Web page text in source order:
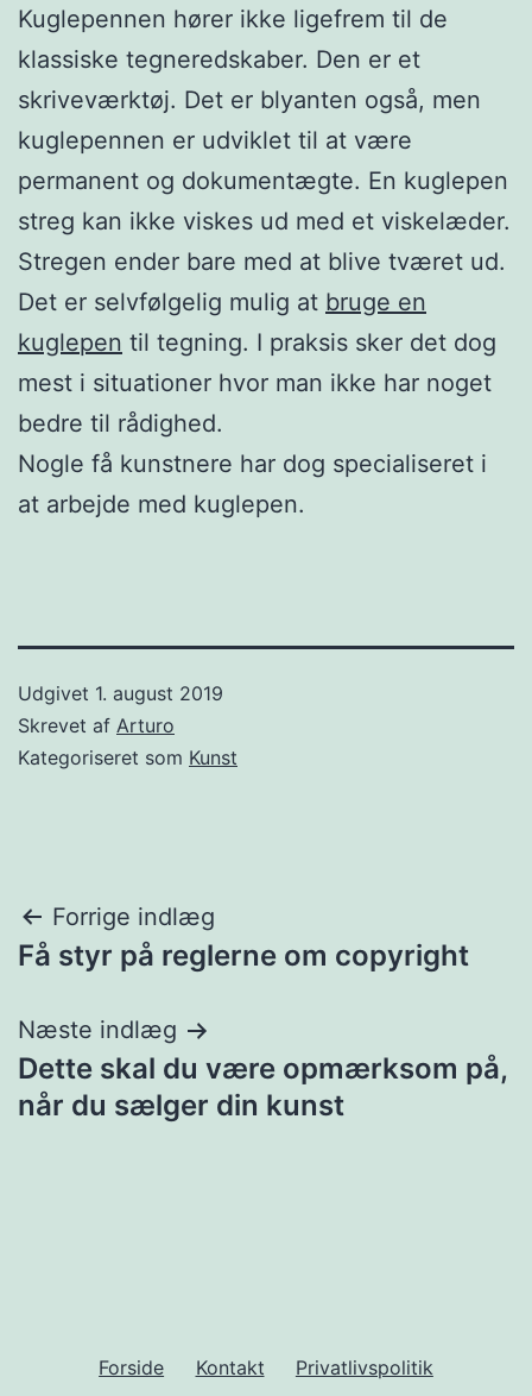
Kuglepennen hører ikke ligefrem til de
klassiske tegneredskaber. Den er et
skriveværktøj. Det er blyanten også, men
kuglepennen er udviklet til at være
permanent og dokumentægte. En kuglepen
streg kan ikke viskes ud med et viskelæder.
Stregen ender bare med at blive tværet ud.
Det er selvfølgelig mulig at bruge en
kuglepen til tegning. I praksis sker det dog
mest i situationer hvor man ikke har noget
bedre til rådighed.
Nogle få kunstnere har dog specialiseret i
at arbejde med kuglepen.
Udgivet 1. august 2019
Skrevet af Arturo
Kategoriseret som Kunst
Indlægsnavigation
Forrige indlæg
Få styr på reglerne om copyright
Næste indlæg
Dette skal du være opmærksom på,
når du sælger din kunst
Forside Kontakt Privatlivspolitik